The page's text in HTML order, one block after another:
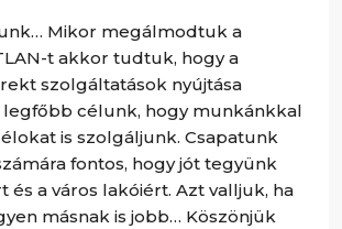
Mikor megálmodtuk a
t akkor tudtuk, hogy a
szolgáltatások nyújtása
célunk, hogy munkánkkal
is szolgáljunk. Csapatunk
fontos, hogy jót tegyünk
és a város lakóiért. Azt valljuk, ha
másnak is jobb… Köszönjük